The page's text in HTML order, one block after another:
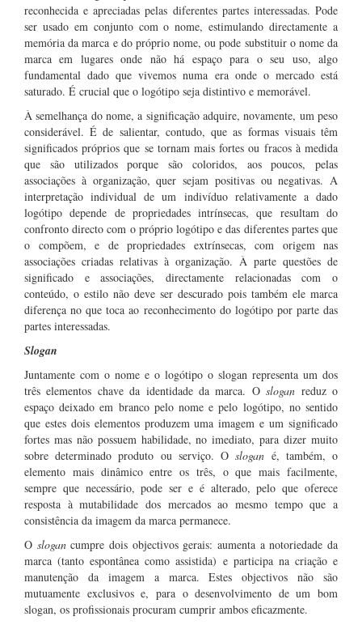
reconhecida e apreciadas pelas diferentes partes interessadas. Pode
ser usado em conjunto com o nome, estimulando directamente a
memória da marca e do próprio nome, ou pode substituir o nome da
marca em lugares onde não há espaço para o seu uso, algo
fundamental dado que vivemos numa era onde o mercado está
saturado. É crucial que o logótipo seja distintivo e memorável.
À semelhança do nome, a significação adquire, novamente, um peso
considerável. É de salientar, contudo, que as formas visuais têm
significados próprios que se tornam mais fortes ou fracos à medida
que são utilizados porque são coloridos, aos poucos, pelas
associações à organização, quer sejam positivas ou negativas. A
interpretação individual de um indivíduo relativamente a dado
logótipo depende de propriedades intrínsecas, que resultam do
confronto directo com o próprio logótipo e das diferentes partes que
o compõem, e de propriedades extrínsecas, com origem nas
associações criadas relativas à organização. À parte questões de
significado e associações, directamente relacionadas com o
conteúdo, o estilo não deve ser descurado pois também ele marca
diferença no que toca ao reconhecimento do logótipo por parte das
partes interessadas.
Slogan
Juntamente com o nome e o logótipo o slogan representa um dos
três elementos chave da identidade da marca. Oslogan reduz o
espaço deixado em branco pelo nome e pelo logótipo, no sentido
que estes dois elementos produzem uma imagem e um significado
fortes mas não possuem habilidade, no imediato, para dizer muito
sobre determinado produto ou serviço. Oslogan é, também, o
elemento mais dinâmico entre os três, o que mais facilmente,
sempre que necessário, pode ser e é alterado, pelo que oferece
resposta à mutabilidade dos mercados ao mesmo tempo que a
consistência da imagem da marca permanece.
O slogancumpre dois objectivos gerais: aumenta a notoriedade da
marca (tanto espontânea como assistida) e participa na criação e
manutenção da imagem a marca. Estes objectivos não são
mutuamente exclusivos e, para o desenvolvimento de um bom
slogan, os profissionais procuram cumprir ambos eficazmente.